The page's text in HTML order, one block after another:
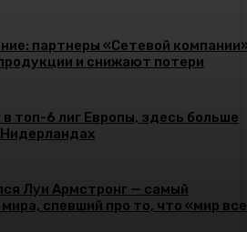
партнеры «Сетевой
и снижают потери
топ-6 лиг Европы, здесь больше
Луи Армстронг — самый
спевший про то, что «мир